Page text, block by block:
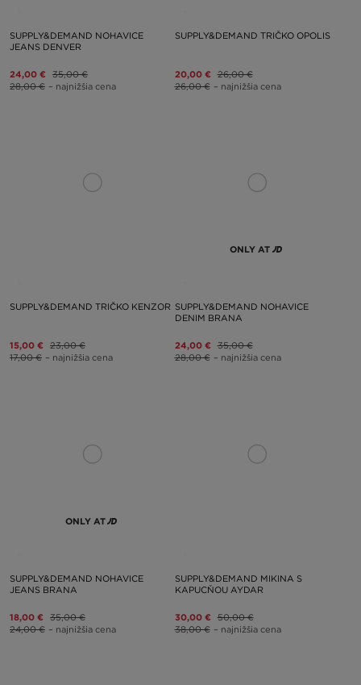
SUPPLY&DEMAND NOHAVICE
JEANS DENVER
24,00 € 35,00 €
28,00 € – najnižšia cena
SUPPLY&DEMAND TRIČKO OPOLIS
20,00 € 26,00 €
26,00 € – najnižšia cena
SUPPLY&DEMAND TRIČKO KENZOR
15,00 € 23,00 €
17,00 € – najnižšia cena
ONLY AT
SUPPLY&DEMAND NOHAVICE
DENIM BRANA
24,00 € 35,00 €
28,00 € – najnižšia cena
ONLY AT
SUPPLY&DEMAND NOHAVICE
JEANS BRANA
18,00 € 35,00 €
24,00 € – najnižšia cena
SUPPLY&DEMAND MIKINA S
KAPUCŇOU AYDAR
30,00 € 50,00 €
38,00 € – najnižšia cena